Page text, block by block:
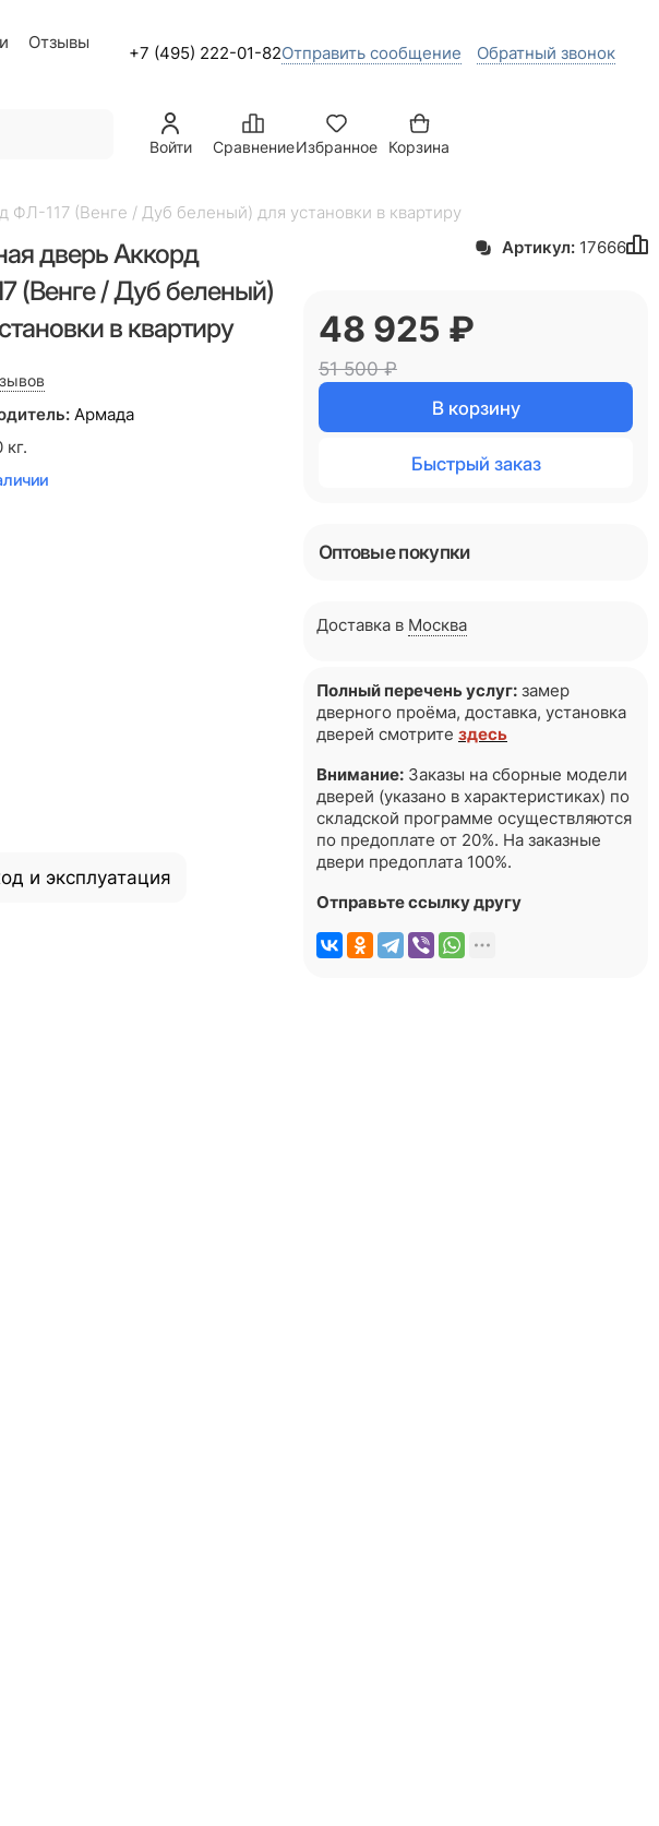
Отзывы
+7 (495) 222-01-82Отправить сообщение Обратный звонок
Войти СравнениеИзбранное Корзина
ФЛ-117 (Венге / Дуб беленый) для установки в квартиру
дверь Аккорд
(Венге / Дуб беленый)
в квартиру
Армада
кг.
и эксплуатация
Артикул: 17666
51 500 ₽
48 925 ₽
В корзину
Быстрый заказ
Оптовые покупки
Доставка в Москва
Полный перечень услуг: замер
дверного проёма, доставка, установка
дверей смотрите здесь
Внимание: Заказы на сборные модели
дверей (указано в характеристиках) по
складской программе осуществляются
по предоплате от 20%. На заказные
двери предоплата 100%.
Отправьте ссылку другу